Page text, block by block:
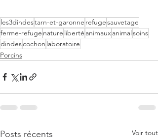
les3dindestarn-et-garonne refugesauvetage
ferme-refuge nature liberté animaux animalsoins
dindescochon laboratoire
Porcins
Posts récents Voir tout